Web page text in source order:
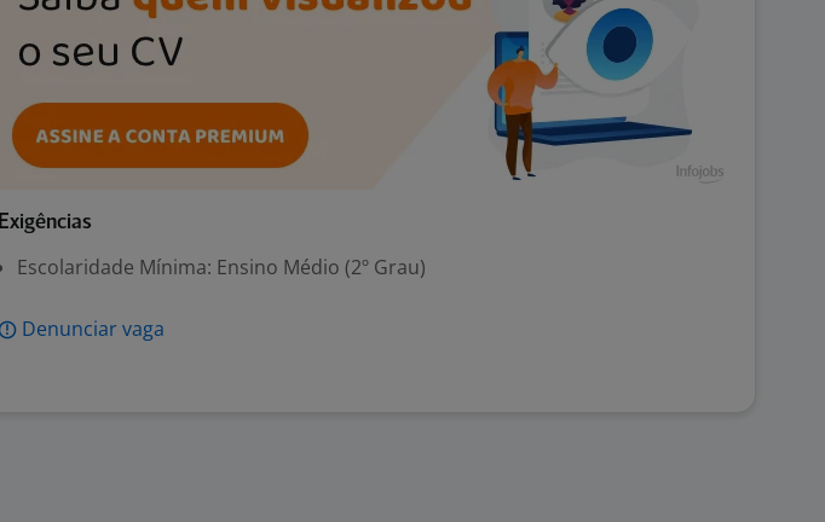
Exigências
Escolaridade Mínima: Ensino Médio (2º Grau)
Denunciar vaga